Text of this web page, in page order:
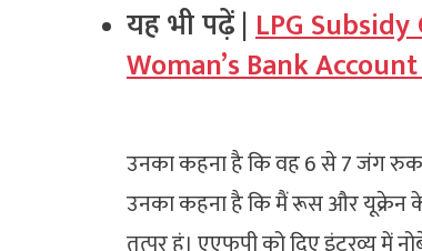
यह भी पढ़ें |LPG
Woman’s Bank
उनका कहना है कि वह 6 से 7 जंग
उनका कहना है कि मैं रूस और यूक्रेन